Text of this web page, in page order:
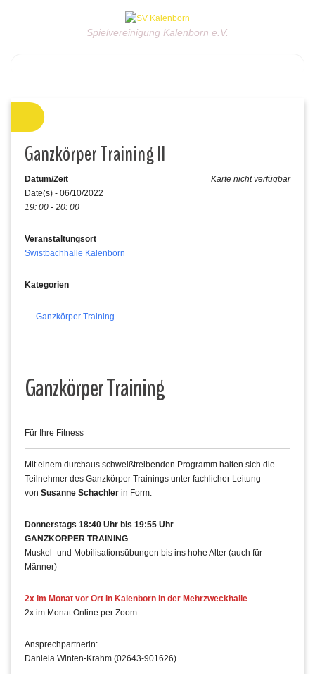
Spielvereinigung Kalenborn e.V.
Ganzkörper Training II
Karte nicht verfügbar
Datum/Zeit
Date(s) - 06/10/2022
19: 00 - 20: 00
Veranstaltungsort
Swistbachhalle Kalenborn
Kategorien
Ganzkörper Training
Ganzkörper Training
Für Ihre Fitness
Mit einem durchaus schweißtreibenden Programm halten sich die
Teilnehmer des Ganzkörper Trainings unter fachlicher Leitung
von Susanne Schachler in Form.
Donnerstags 18:40 Uhr bis 19:55 Uhr
GANZKÖRPER TRAINING
Muskel- und Mobilisationsübungen bis ins hohe Alter (auch für
Männer)
2x im Monat vor Ort in Kalenborn in der Mehrzweckhalle
2x im Monat Online per Zoom.
Ansprechpartnerin:
Daniela Winten-Krahm (02643-901626)